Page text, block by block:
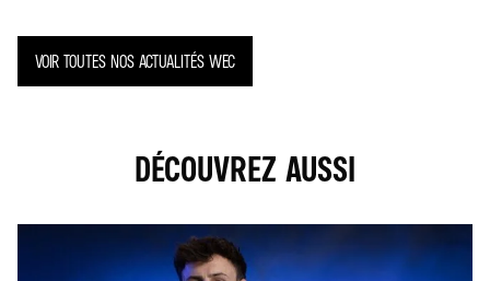
VOIR TOUTES NOS ACTUALITÉS WEC
DÉCOUVREZ AUSSI